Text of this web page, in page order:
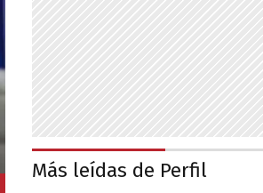
Más leídas de Perfil